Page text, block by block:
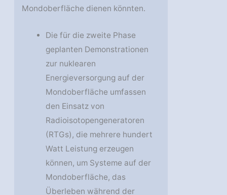
Mondoberfläche dienen könnten.
Die für die zweite Phase
geplanten Demonstrationen
zur nuklearen
Energieversorgung auf der
Mondoberfläche umfassen
den Einsatz von
Radioisotopengeneratoren
(RTGs), die mehrere hundert
Watt Leistung erzeugen
können, um Systeme auf der
Mondoberfläche, das
Überleben während der